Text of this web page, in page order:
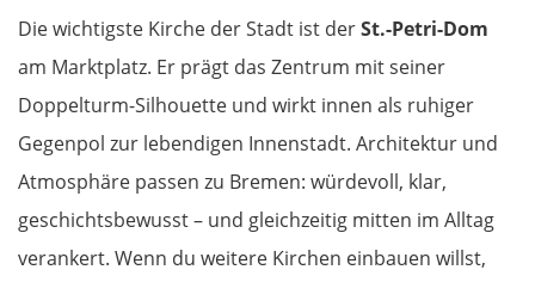
Die wichtigste Kirche der Stadt ist derSt.-Petri-Dom
am Marktplatz. Er prägt das Zentrum mit seiner
Doppelturm-Silhouette und wirkt innen als ruhiger
Gegenpol zur lebendigen Innenstadt. Architektur und
Atmosphäre passen zu Bremen: würdevoll, klar,
geschichtsbewusst – und gleichzeitig mitten im Alltag
verankert. Wenn du weitere Kirchen einbauen willst,
Kardschali
Griechenland
Komotini